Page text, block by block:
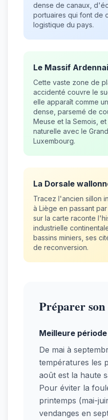
dense de canaux,
portuaires qui font de
logistique du pays.
Le Massif
Cette vaste zone de
accidenté couvre le
elle apparaît comme
dense, parsemé de
Meuse et la Semois,
naturelle avec le
Luxembourg.
La Dorsale
Tracez l'ancien sillon
à Liège en passant
sur la carte raconte
industrielle
bassins miniers, ses
de reconversion.
Préparer son
Meilleure période
De mai à
températures les
août est la haute
Pour éviter la
printemps (mai-
vendanges en